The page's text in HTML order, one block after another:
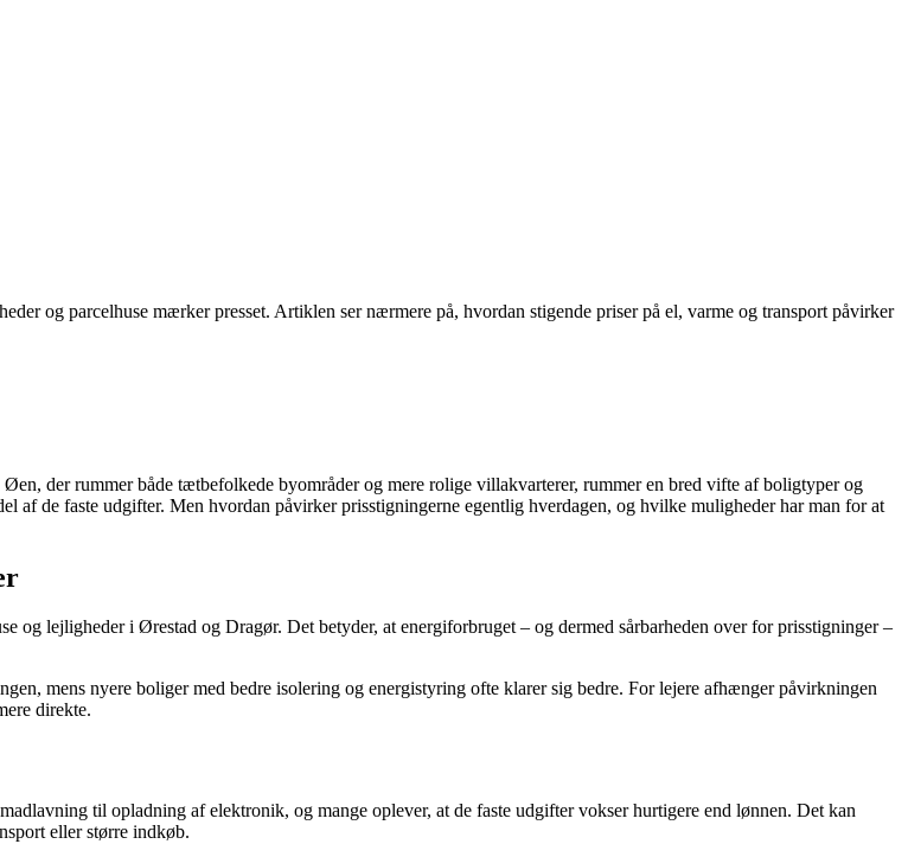
og parcelhuse mærker presset. Artiklen ser nærmere på, hvordan stigende priser på el, varme og transport påvirker
der rummer både tætbefolkede byområder og mere rolige villakvarterer, rummer en bred vifte af boligtyper og
af de faste udgifter. Men hvordan påvirker prisstigningerne egentlig hverdagen, og hvilke muligheder har man for at
lejligheder i Ørestad og Dragør. Det betyder, at energiforbruget – og dermed sårbarheden over for prisstigninger –
mens nyere boliger med bedre isolering og energistyring ofte klarer sig bedre. For lejere afhænger påvirkningen
direkte.
til opladning af elektronik, og mange oplever, at de faste udgifter vokser hurtigere end lønnen. Det kan
eller større indkøb.